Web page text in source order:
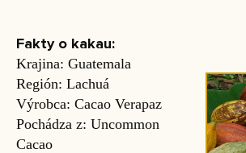
Fakty o kakau:
Krajina: Guatemala
Región: Lachuá
Výrobca: Cacao Verapaz
Pochádza z: Uncommon
Cacao